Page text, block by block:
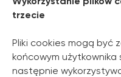
trzecie
Pliki cookies mogą być
końcowym
następnie
© 2026 Zemits. Wszelkie
Szanowni Państwo
01.04.2026 firma Newface Group
systemu KSeF.